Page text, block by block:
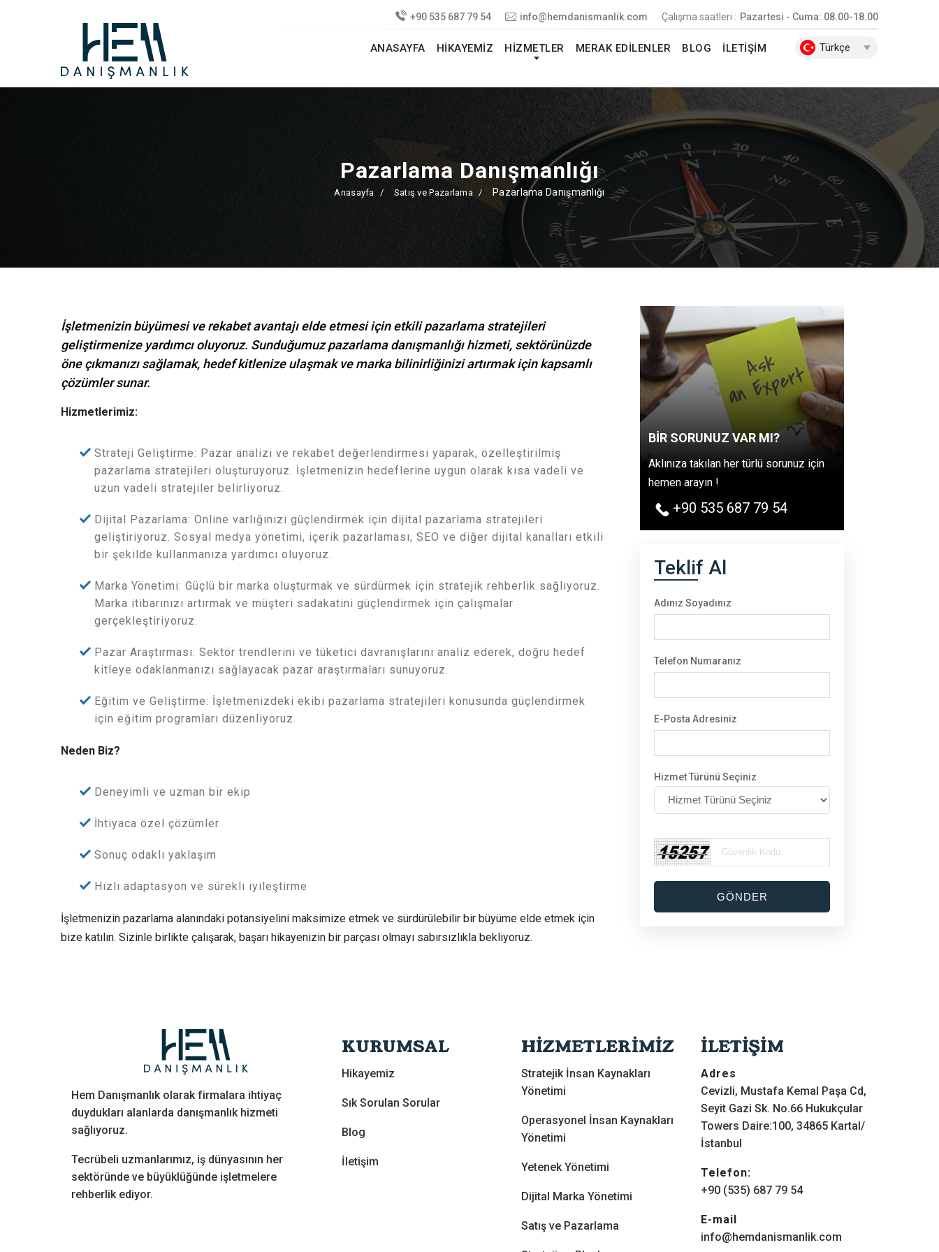
+90 535 687 79 54 info@hemdanismanlik.com Çalışma saatleri : Pazartesi - Cuma: 08.00-18.00
ANASAYFA HIKAYEMIZ HIZMETLER MERAK EDILENLER BLOG İLETIŞIM Türkçe
Pazarlama Danışmanlığı
Anasayfa Satış ve Pazarlama Pazarlama Danışmanlığı
İşletmenizin büyümesi ve rekabet avantajı elde etmesi için etkili pazarlama stratejileri
geliştirmenize yardımcı oluyoruz. Sunduğumuz pazarlama danışmanlığı hizmeti, sektörünüzde
öne çıkmanızı sağlamak, hedef kitlenize ulaşmak ve marka bilinirliğinizi artırmak için kapsamlı
çözümler sunar.
Hizmetlerimiz:
Strateji Geliştirme: Pazar analizi ve rekabet değerlendirmesi yaparak, özelleştirilmiş
pazarlama stratejileri oluşturuyoruz. İşletmenizin hedeflerine uygun olarak kısa vadeli ve
uzun vadeli stratejiler belirliyoruz.
Dijital Pazarlama: Online varlığınızı güçlendirmek için dijital pazarlama stratejileri
geliştiriyoruz. Sosyal medya yönetimi, içerik pazarlaması, SEO ve diğer dijital kanalları etkili
bir şekilde kullanmanıza yardımcı oluyoruz.
Marka Yönetimi: Güçlü bir marka oluşturmak ve sürdürmek için stratejik rehberlik sağlıyoruz.
Marka itibarınızı artırmak ve müşteri sadakatini güçlendirmek için çalışmalar
gerçekleştiriyoruz.
Pazar Araştırması: Sektör trendlerini ve tüketici davranışlarını analiz ederek, doğru hedef
kitleye odaklanmanızı sağlayacak pazar araştırmaları sunuyoruz.
Eğitim ve Geliştirme: İşletmenizdeki ekibi pazarlama stratejileri konusunda güçlendirmek
için eğitim programları düzenliyoruz.
Neden Biz?
Deneyimli ve uzman bir ekip
İhtiyaca özel çözümler
Sonuç odaklı yaklaşım
Hızlı adaptasyon ve sürekli iyileştirme
İşletmenizin pazarlama alanındaki potansiyelini maksimize etmek ve sürdürülebilir bir büyüme elde etmek için
bize katılın. Sizinle birlikte çalışarak, başarı hikayenizin bir parçası olmayı sabırsızlıkla bekliyoruz.
BİR SORUNUZ VAR MI?
Aklınıza takılan her türlü sorunuz için
hemen arayın !
+90 535 687 79 54
Teklif Al
Adınız Soyadınız
Telefon Numaranız
E-Posta Adresiniz
Hizmet Türünü Seçiniz
GÖNDER
Hem Danışmanlık olarak firmalara ihtiyaç
duydukları alanlarda danışmanlık hizmeti
sağlıyoruz.
Tecrübeli uzmanlarımız, iş dünyasının her
sektöründe ve büyüklüğünde işletmelere
rehberlik ediyor.
KURUMSAL
Hikayemiz
Sık Sorulan Sorular
Blog
İletişim
HİZMETLERİMİZ
Stratejik İnsan Kaynakları
Yönetimi
Operasyonel İnsan Kaynakları
Yönetimi
Yetenek Yönetimi
Dijital Marka Yönetimi
Satış ve Pazarlama
İLETİŞİM
Adres
Cevizli, Mustafa Kemal Paşa Cd,
Seyit Gazi Sk. No.66 Hukukçular
Towers Daire:100, 34865 Kartal/
İstanbul
Telefon:
+90 (535) 687 79 54
E-mail
info@hemdanismanlik.com